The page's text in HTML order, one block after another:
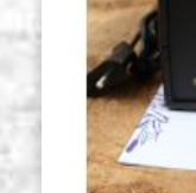
25x35 avec cadre
€ 59,60
Planche d'icône en
DIPTYQUE modèle
30x40 avec cadre